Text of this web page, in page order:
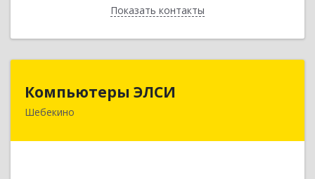
Показать контакты
Назад
Компьютеры ЭЛСИ
Шебекино